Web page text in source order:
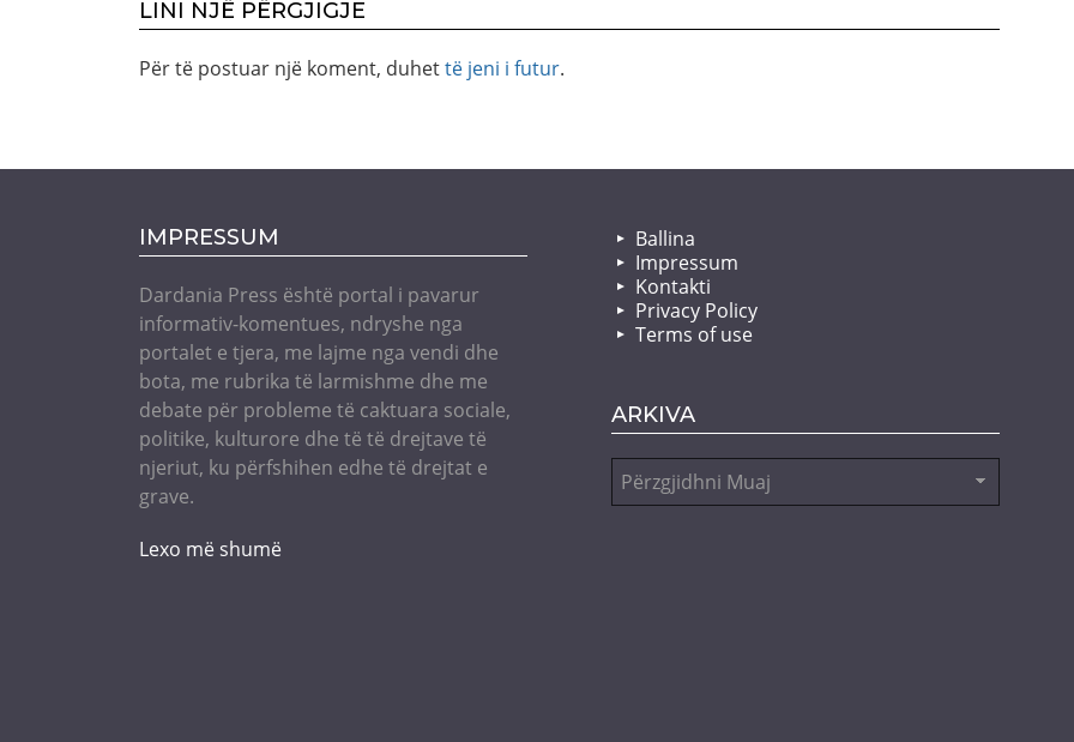
LINI NJË PËRGJIGJE
Për të postuar një koment, duhettë jeni i futur.
IMPRESSUM
Dardania Press është portal i pavarur
informativ-komentues, ndryshe nga
portalet e tjera, me lajme nga vendi dhe
bota, me rubrika të larmishme dhe me
debate për probleme të caktuara sociale,
politike, kulturore dhe të të drejtave të
njeriut, ku përfshihen edhe të drejtat e
grave.
Lexo më shumë
Ballina
Impressum
Kontakti
Privacy Policy
Terms of use
ARKIVA